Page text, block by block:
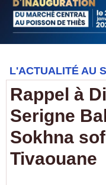
L'ACTUALITÉ AU
Rappel à
Serigne
Sokhna
Tivaouane